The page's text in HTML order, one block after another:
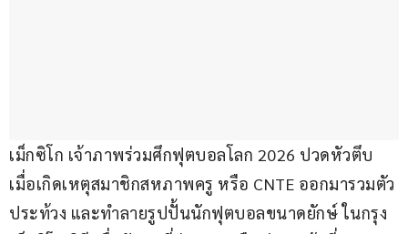
เม็กซิโก เจ้าภาพร่วมศึกฟุตบอลโลก 2026 ปวดหัวตึบ
เมื่อเกิดเหตุสมาชิกสหภาพครู หรือ CNTE ออกมารวมตัว
ประท้วง และทำลายรูปปั้นนักฟุตบอลขนาดยักษ์ ในกรุง